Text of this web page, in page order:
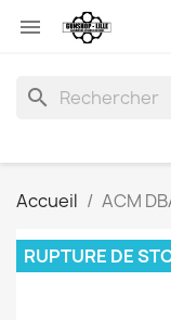

search
Accueil ACM
RUPTURE DE